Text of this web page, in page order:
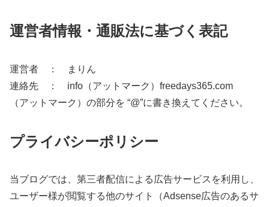
運営者情報・通販法に基づく表記
運営者 ： まりん
連絡先 ： info（アットマーク）freedays365.com
（アットマーク）の部分を “@”に書き換えてください。
プライバシーポリシー
当ブログでは、第三者配信による広告サービスを利用し、
ユーザー様が閲覧する他のサイト（Adsense広告のあるサ